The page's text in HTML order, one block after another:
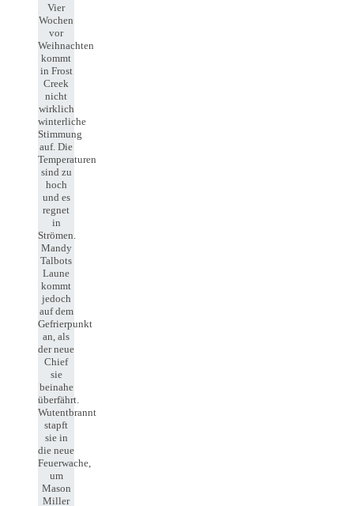
Vier
Wochen
vor
Weihnachten
kommt
in Frost
Creek
nicht
wirklich
winterliche
Stimmung
auf. Die
Temperaturen
sind zu
hoch
und es
regnet
in
Strömen.
Mandy
Talbots
Laune
kommt
jedoch
auf dem
Gefrierpunkt
an, als
der neue
Chief
sie
beinahe
überfährt.
Wutentbrannt
stapft
sie in
die neue
Feuerwache,
um
Mason
Miller